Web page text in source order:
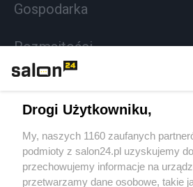
Gospodarka
Rozmaitości
Sport
Społeczeństwo
Drogi Użytkowniku,
My, naszych 1160 zaufanych
podmioty z salon24.pl uzyskujemy
przechowujemy informacje na
przetwarzamy dane osobowe, takie